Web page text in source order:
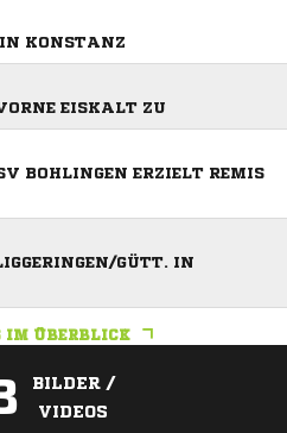
KONSTANZ
EISKALT ZU
BOHLINGEN ERZIELT REMIS
GÜTT. IN
IM ÜBERBLICK
BILDER /
VIDEOS